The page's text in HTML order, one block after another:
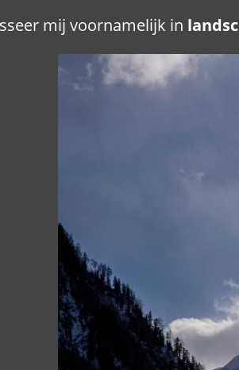
mij voornamelijk in